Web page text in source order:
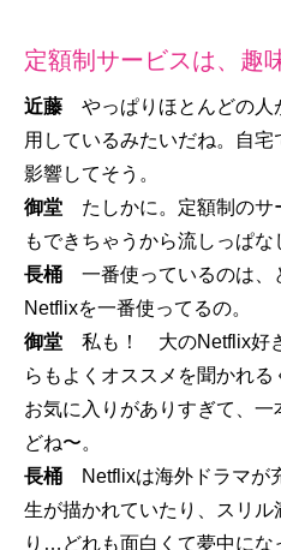
定額制サービスは、趣
近藤 やっぱりほとんどの人
用しているみたいだね。自
影響してそう。
御堂 たしかに。定額制のサ
もできちゃうから流しっぱな
長桶 一番使っているのは
Netflixを一番使ってるの。
御堂 私も！ 大のNetflix好
らもよくオススメを聞かれる
お気に入りがありすぎて、
どね〜。
長桶
Netflixは海外ドラマが
生が描かれていたり、スリル
り…どれも面白くて夢中にな